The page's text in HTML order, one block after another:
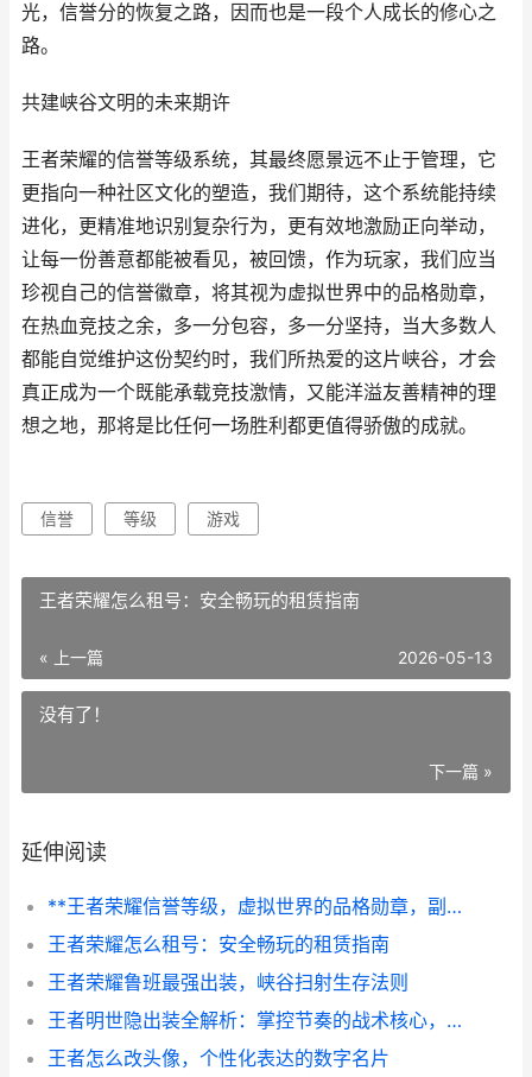
光，信誉分的恢复之路，因而也是一段个人成长的修心之
路。
共建峡谷文明的未来期许
王者荣耀的信誉等级系统，其最终愿景远不止于管理，它
更指向一种社区文化的塑造，我们期待，这个系统能持续
进化，更精准地识别复杂行为，更有效地激励正向举动，
让每一份善意都能被看见，被回馈，作为玩家，我们应当
珍视自己的信誉徽章，将其视为虚拟世界中的品格勋章，
在热血竞技之余，多一分包容，多一分坚持，当大多数人
都能自觉维护这份契约时，我们所热爱的这片峡谷，才会
真正成为一个既能承载竞技激情，又能洋溢友善精神的理
想之地，那将是比任何一场胜利都更值得骄傲的成就。
信誉 等级 游戏
王者荣耀怎么租号：安全畅玩的租赁指南
« 上一篇 2026-05-13
没有了！
下一篇 »
延伸阅读
**王者荣耀信誉等级，虚拟世界的品格勋章，副标题，从星星到品格的心灵之旅**
王者荣耀怎么租号：安全畅玩的租赁指南
王者荣耀鲁班最强出装，峡谷扫射生存法则
王者明世隐出装全解析：掌控节奏的战术核心，副标题：从辅助到法核的装备抉择之路
王者怎么改头像，个性化表达的数字名片